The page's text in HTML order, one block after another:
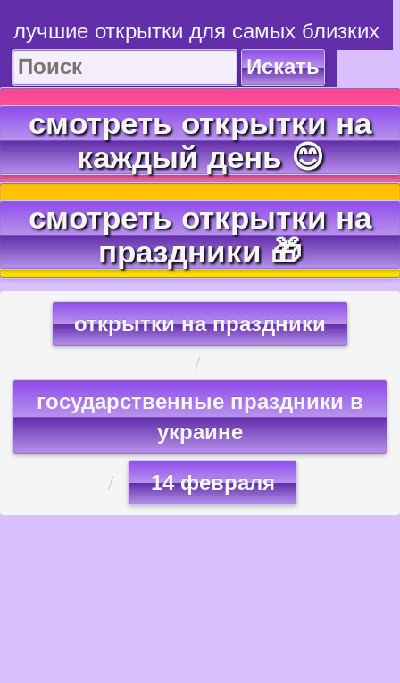
лучшие открытки для самых близких
Искать
смотреть открытки на
каждый день 😊
смотреть открытки на
праздники 🎁
открытки на праздники
государственные праздники в
украине
14 февраля